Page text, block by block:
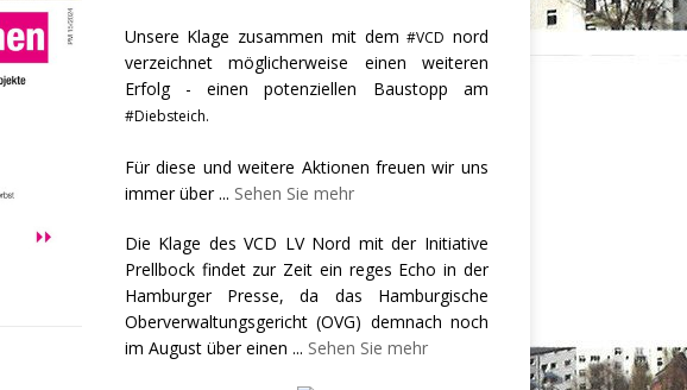
Unsere Klage zusammen mit dem#VCD nord
verzeichnet möglicherweise einen weiteren
Erfolg - einen potenziellen Baustopp am
#Diebsteich.
Für diese und weitere Aktionen freuen wir uns
immer über... Sehen Sie mehr
Die Klage des VCD LV Nord mit der Initiative
Prellbock findet zur Zeit ein reges Echo in der
Hamburger Presse, da das Hamburgische
Oberverwaltungsgericht (OVG) demnach noch
im August über einen ... Sehen Sie mehr